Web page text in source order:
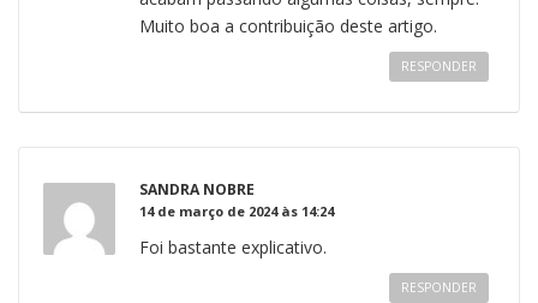
Muito boa a contribuição deste artigo.
RESPONDER
SANDRA NOBRE
14 de março de 2024 às 14:24
Foi bastante explicativo.
RESPONDER